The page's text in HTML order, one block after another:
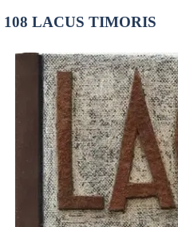
108 LACUS TIMORIS